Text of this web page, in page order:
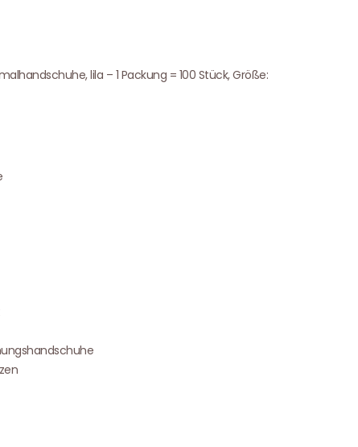
lila – 1 Packung = 100 Stück, Größe: